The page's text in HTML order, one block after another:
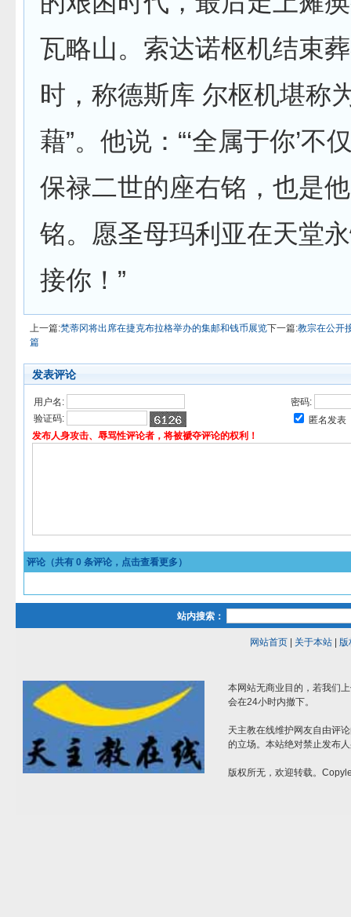
瓦略山。索达诺枢机结束
时，称德斯库 尔枢机堪称
藉”。他说：“‘全属于你’不
保禄二世的座右铭，也是
铭。愿圣母玛利亚在天堂
接你！”
上一篇:梵蒂冈将出席在捷克布拉格举办的集邮和钱币展览下一篇:教宗在公开
篇
发表评论
用户名:
密码:
验证码:
匿名发表
发布人身攻击、辱骂性评论者，将被褫夺评论的权利！
评论（共有 0 条评论，点击查看更多）
站内搜索：
网站首页| 关于本站| 版
本网站无商业目的，若我们
会在24小时内撤下。
天主教在线维护网友自由评
的立场。本站绝对禁止发布
版权所无，欢迎转载。